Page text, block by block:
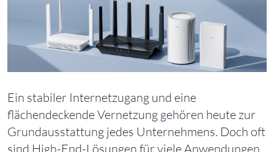
Ein stabiler Internetzugang und eine
flächendeckende Vernetzung gehören heute zur
Grundausstattung jedes Unternehmens. Doch oft
sind High-End-Lösungen für viele Anwendungen